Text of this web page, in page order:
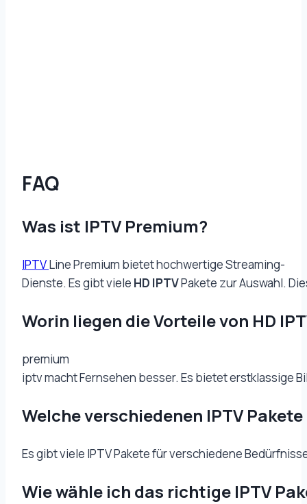
FAQ
Was ist IPTV Premium?
IPTVLine Premium bietet hochwertige Streaming-
Dienste. Es gibt viele HD IPTVPakete zur Auswahl.
Worin liegen die Vorteile von HD
premium
iptv macht Fernsehen besser. Es bietet erstklassige
Welche verschiedenen IPTV
Es gibt viele IPTV Pakete für verschiedene
Wie wähle ich das richtige IPTV